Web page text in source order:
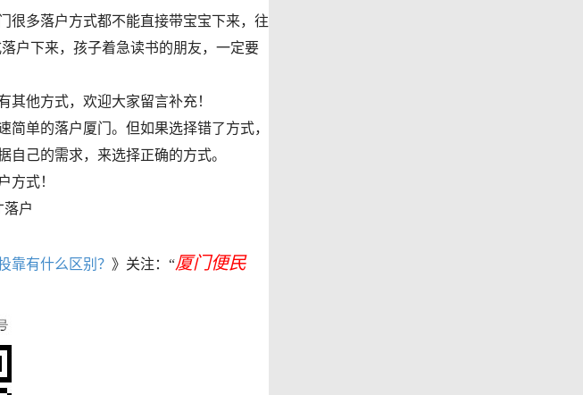
多落户方式都不能直接带宝宝下来，往
户下来，孩子着急读书的朋友，一定要
他方式，欢迎大家留言补充！
单的落户厦门。但如果选择错了方式，
自己的需求，来选择正确的方式。
方式！
靠有什么区别？ 》关注：“厦门便民